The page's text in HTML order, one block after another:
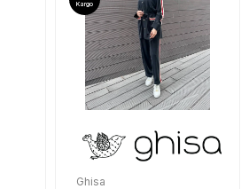
Ghisa
Kargo